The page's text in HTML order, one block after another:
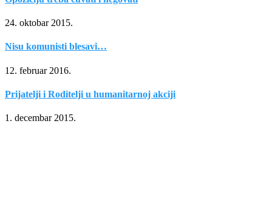
24. oktobar 2015.
Nisu komunisti blesavi…
12. februar 2016.
Prijatelji i Roditelji u humanitarnoj akciji
1. decembar 2015.